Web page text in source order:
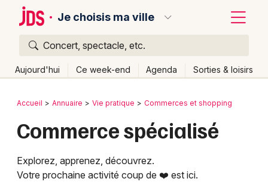
Je choisis ma ville
Concert, spectacle, etc.
Aujourd'hui Ce week-end Agenda Sorties & loisirs
Publier un événement
Grands événements
Bordeaux
Lille
Retour
Accueil Annuaire Vie pratique Commerces et shopping
Commerce spécialisé
Explorez, apprenez, découvrez.
Votre prochaine activité coup de ❤️ est ici.
Quoi ?
Où ?
Quand ?
Aujourd'hui
Demain Ce week-end